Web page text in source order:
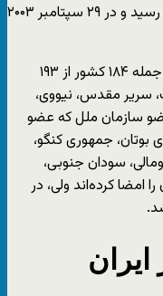
در پالرموی ایتالیا به امضای کشورهای عضو رسید و در ۲۹ سپتامبر ۲۰۰۳
این کنوانسیون ۱۸۹ طرف معاهده دارد و از جمله ۱۸۴ کشور از ۱۹۳
سریر مقدس، نیووی،
سازمان ملل که عضو
بوتان، جمهوری کنگو،
سودان جنوبی،
امضا کرده‌اند ولی، در